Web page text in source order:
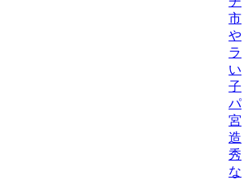
市
や
ラ
い
子/
パ
宮
造/
秀
な